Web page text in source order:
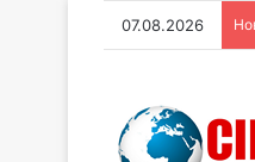
07.08.2026